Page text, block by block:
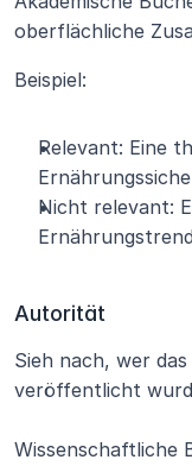
oberflächliche
Beispiel:
Relevant: Eine
Nicht relevant:
Autorität
Sieh nach, wer
veröffentlicht
Wissenschaftliche